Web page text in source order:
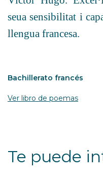
seua sensibilitat i
llengua francesa.
Bachillerato francés
Ver libro de poemas
Te puede